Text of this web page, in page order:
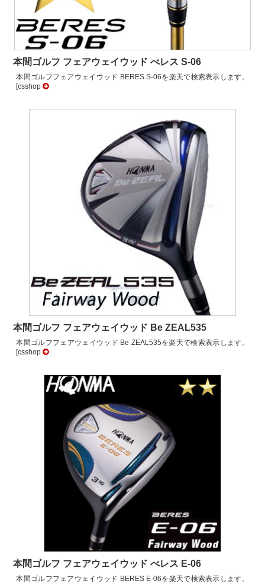
本間ゴルフ フェアウェイウッド べレス S-06
本間ゴルフフェアウェイウッド BERES S-06を楽天で検索表示します。
[csshop
本間ゴルフ フェアウェイウッド Be ZEAL535
本間ゴルフフェアウェイウッド Be ZEAL535を楽天で検索表示します。
[csshop
本間ゴルフ フェアウェイウッド べレス E-06
本間ゴルフフェアウェイウッド BERES E-06を楽天で検索表示します。